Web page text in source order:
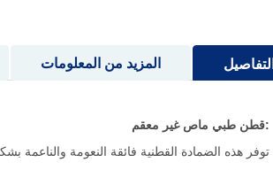
التفاصيل
:قطن طبي ماص غير معقم
توفر هذه الضمادة القطنية فائقة النعومة
المزيد من المعلومات